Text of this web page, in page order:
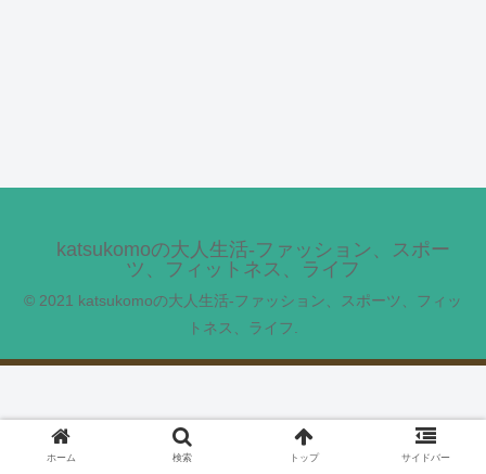
katsukomoの大人生活-ファッション、スポー
ツ、フィットネス、ライフ
© 2021 katsukomoの大人生活-ファッション、スポーツ、フィッ
トネス、ライフ.
ホーム 検索 トップ サイドバー